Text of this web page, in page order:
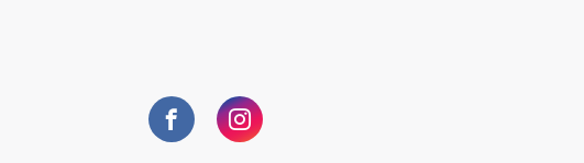
FacebookInstagram